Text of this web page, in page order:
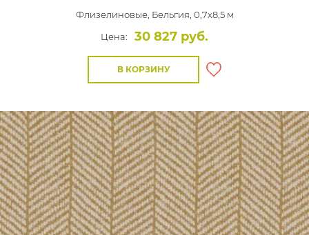
Флизелиновые, Бельгия, 0,7x8,5 м
Цена:
30 827 руб.
В КОРЗИНУ